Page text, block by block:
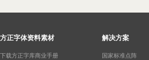
方正字体资料素材
下载方正字库商业手册
解决方案
国家标准点阵